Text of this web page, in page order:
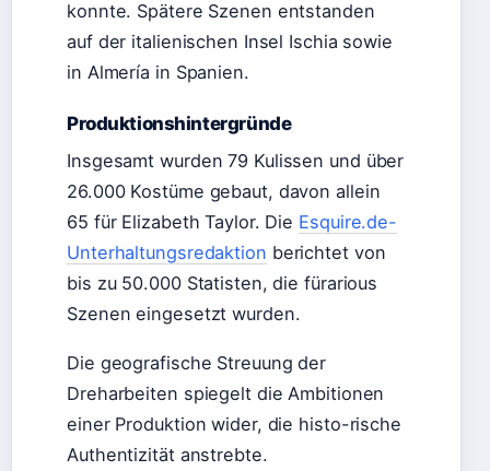
konnte. Spätere Szenen entstanden
auf der italienischen Insel Ischia sowie
in Almería in Spanien.
Produktionshintergründe
Insgesamt wurden 79 Kulissen und über
26.000 Kostüme gebaut, davon allein
65 für Elizabeth Taylor. Die Esquire.de-
Unterhaltungsredaktion berichtet von
bis zu 50.000 Statisten, die fürarious
Szenen eingesetzt wurden.
Die geografische Streuung der
Dreharbeiten spiegelt die Ambitionen
einer Produktion wider, die histo-rische
Authentizität anstrebte.